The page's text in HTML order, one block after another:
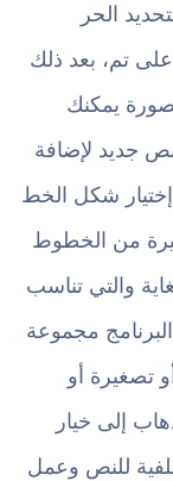
الحر
تم، بعد ذلك
يمكنك
جديد لإضافة
شكل الخط
من الخطوط
والتي تناسب
مجموعة
تصغيرة أو
إلى خيار
للنص وعمل